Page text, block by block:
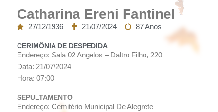
Catharina Ereni Fantinel
27/12/1936 21/07/2024 87 Anos
CERIMÔNIA DE DESPEDIDA
Endereço: Sala 02 Angelos – Daltro Filho, 220.
Data: 21/07/2024
Hora: 07:00
SEPULTAMENTO
Endereço: Cemitério Municipal De Alegrete